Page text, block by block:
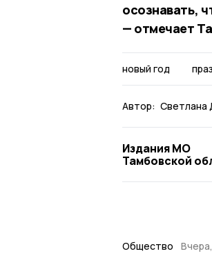
осознавать,
— отмечает
новый год
Автор: Светлана
Издания МО
Тамбовской
Общество